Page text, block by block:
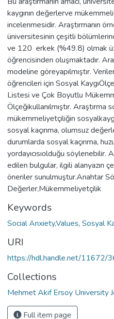
kaygının değerlerve
incelenmesidir. Araştırmanın
üniversitesinin çeşitli
ve 120 erkek (%49.8) olmak
öğrencisinden oluşmaktadır.
modeline göreyapılmıştır.
öğrencileri için Sosyal
Listesi ve Çok Boyutlu
Ölçeğikullanılmıştır. Araştırma
mükemmeliyetçiliğin
sosyal kaçınma, olumsuz
durumlarda sosyal kaçınma,
yordayıcısıolduğu söylenebilir.
edilen bulgular, ilgili alanyazın
öneriler sunulmuştur.Anahtar
Değerler,Mükemmeliyetçilik
Keywords
Social Anxiety,Values, Sosyal
URI
https://hdl.handle.net/11672/
Collections
Mehmet Akif Ersoy University
Full item page